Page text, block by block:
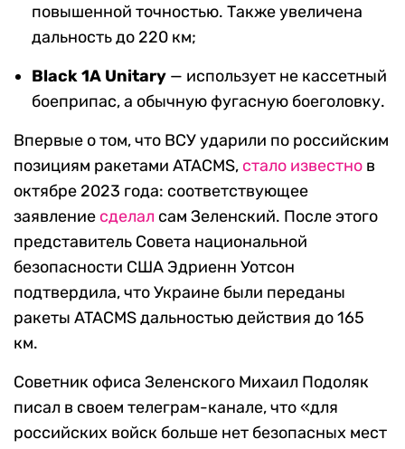
повышенной точностью. Также увеличена
дальность до 220 км;
Black 1A Unitary — использует не кассетный
боеприпас, а обычную фугасную боеголовку.
Впервые о том, что ВСУ ударили по российским
позициям ракетами ATACMS, стало известно в
октябре 2023 года: соответствующее
заявление сделал сам Зеленский. После этого
представитель Совета национальной
безопасности США Эдриенн Уотсон
подтвердила, что Украине были переданы
ракеты ATACMS дальностью действия до 165
км.
Советник офиса Зеленского Михаил Подоляк
писал в своем телеграм-канале, что «для
российских войск больше нет безопасных мест